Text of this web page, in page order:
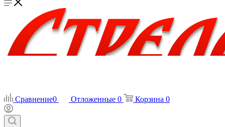
Сравнение0 Отложенные 0 Корзина 0